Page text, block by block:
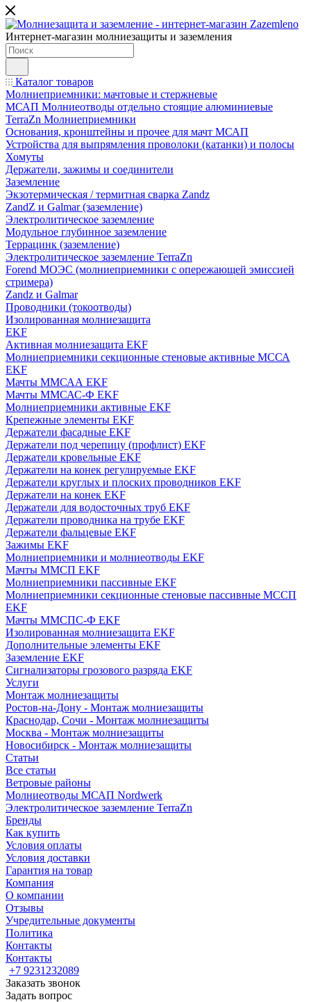
Интернет-магазин молниезащиты и заземления
Каталог товаров
Молниеприемники: мачтовые и стержневые
МСАП Молниеотводы отдельно стоящие алюминиевые
TerraZn Молниеприемники
Основания, кронштейны и прочее для мачт МСАП
Устройства для выпрямления проволоки (катанки) и полосы
Хомуты
Держатели, зажимы и соединители
Заземление
Экзотермическая / термитная сварка Zandz
ZandZ и Galmar (заземление)
Электролитическое заземление
Модульное глубинное заземление
Террацинк (заземление)
Электролитическое заземление TerraZn
Forend МОЭС (молниеприемники с опережающей эмиссией
стримера)
Zandz и Galmar
Проводники (токоотводы)
Изолированная молниезащита
EKF
Активная молниезащита EKF
Молниеприемники секционные стеновые активные МССА
EKF
Мачты ММСАА EKF
Мачты ММСАС-Ф EKF
Молниеприемники активные EKF
Крепежные элементы EKF
Держатели фасадные EKF
Держатели под черепицу (профлист) EKF
Держатели кровельные EKF
Держатели на конек регулируемые EKF
Держатели круглых и плоских проводников EKF
Держатели на конек EKF
Держатели для водосточных труб EKF
Держатели проводника на трубе EKF
Держатели фальцевые EKF
Зажимы EKF
Молниеприемники и молниеотводы EKF
Мачты ММСП EKF
Молниеприемники пассивные EKF
Молниеприемники секционные стеновые пассивные МССП
EKF
Мачты ММСПС-Ф EKF
Изолированная молниезащита EKF
Дополнительные элементы EKF
Заземление EKF
Сигнализаторы грозового разряда EKF
Услуги
Монтаж молниезащиты
Ростов-на-Дону - Монтаж молниезащиты
Краснодар, Сочи - Монтаж молниезащиты
Москва - Монтаж молниезащиты
Новосибирск - Монтаж молниезащиты
Статьи
Все статьи
Ветровые районы
Молниеотводы МСАП Nordwerk
Электролитическое заземление TerraZn
Бренды
Как купить
Условия оплаты
Условия доставки
Гарантия на товар
Компания
О компании
Отзывы
Учредительные документы
Политика
Контакты
Контакты
+7 9231232089
Заказать звонок
Задать вопрос